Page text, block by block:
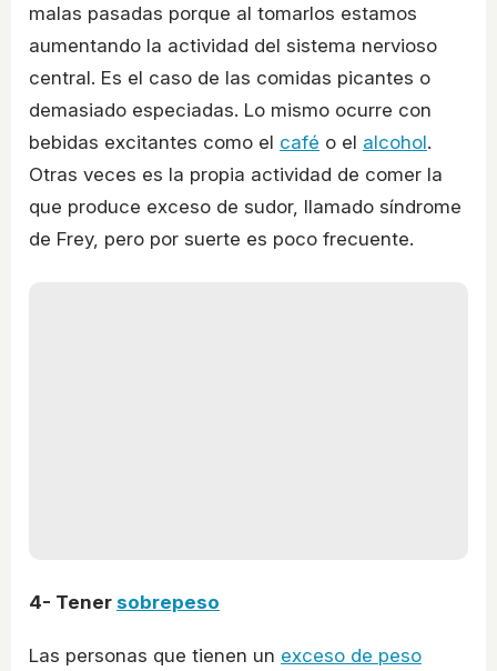
malas pasadas porque al tomarlos estamos
aumentando la actividad del sistema nervioso
central. Es el caso de las comidas picantes o
demasiado especiadas. Lo mismo ocurre con
bebidas excitantes como el café o el alcohol.
Otras veces es la propia actividad de comer la
que produce exceso de sudor, llamado síndrome
de Frey, pero por suerte es poco frecuente.
4- Tener sobrepeso
Las personas que tienen un exceso de peso